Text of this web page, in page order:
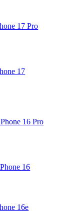
17 Pro
17
16 Pro
16
16e